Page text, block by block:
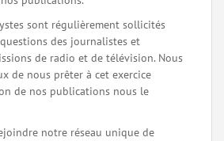
sont régulièrement sollicités
des journalistes et
de radio et de télévision. Nous
de nous prêter à cet exercice
de nos publications nous le
notre réseau unique de